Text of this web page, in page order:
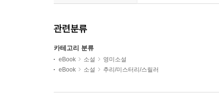
관련분류
카테고리 분류
eBook 소설
영미소설
eBook
소설 추리/미스터리/스릴러